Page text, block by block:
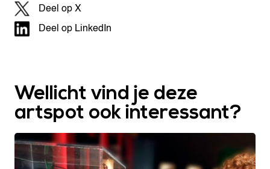
Deel op X
Deel op LinkedIn
Wellicht vind je deze
artspot ook interessant?